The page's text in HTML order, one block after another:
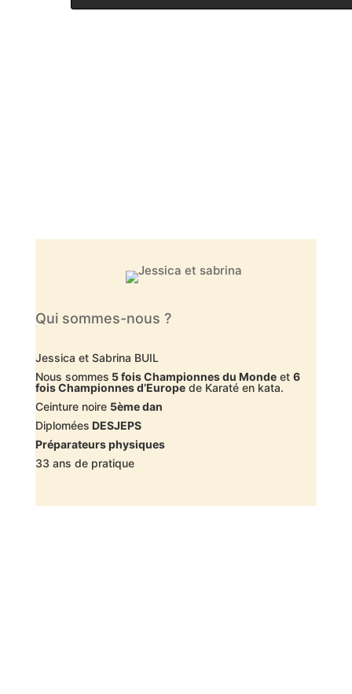
Qui sommes-nous ?
Jessica et Sabrina BUIL
Nous sommes 5 fois Championnes du Mondeet 6
fois Championnes d’Europede Karaté en kata.
Ceinture noire 5ème dan
Diplomées DESJEPS
Préparateurs physiques
33 ans de pratique